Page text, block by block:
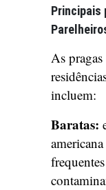
Principais
As
incluem:
Baratas: